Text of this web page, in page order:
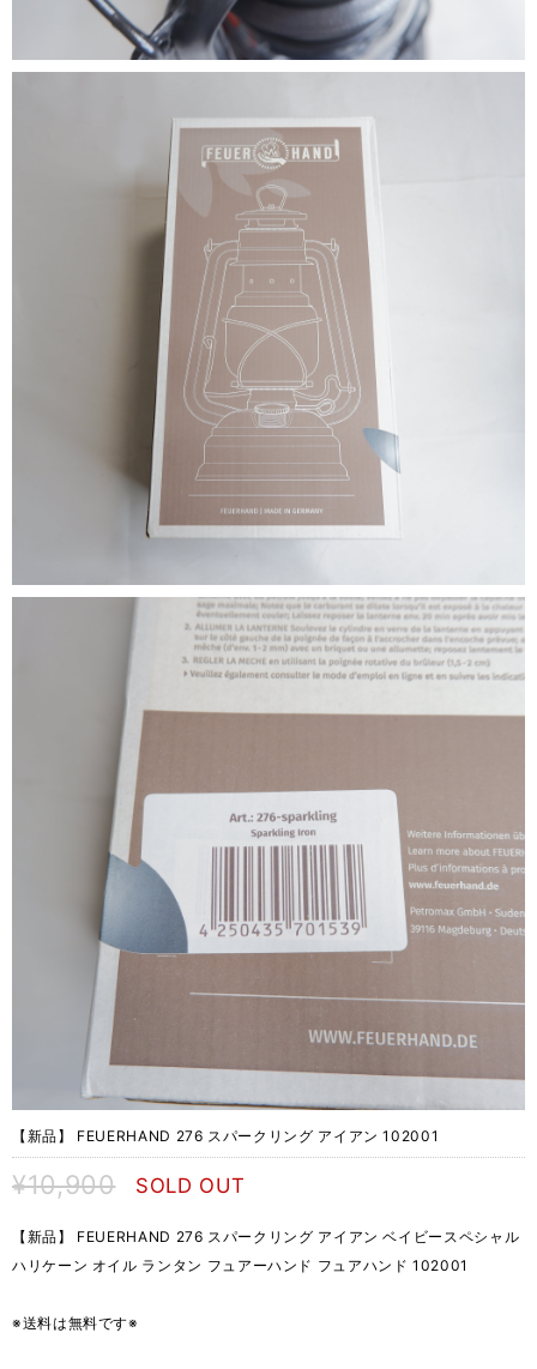
【新品】 FEUERHAND 276 スパークリング アイアン 102001
¥10,900 SOLD OUT
【新品】 FEUERHAND 276 スパークリング アイアン ベイビースペシャル
ハリケーン オイル ランタン フュアーハンド フュアハンド 102001
※送料は無料です※